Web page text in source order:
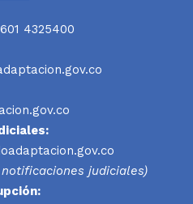
4325400
judiciales)